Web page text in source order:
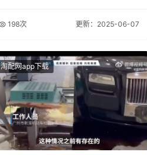
198次 更新：2025-06-07
淘配网app下载